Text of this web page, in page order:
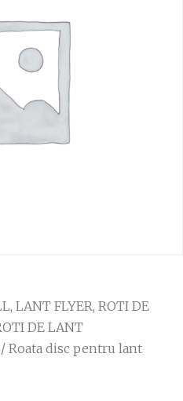
LANT FLYER, ROTI DE
DE LANT
/ Roata disc pentru lant